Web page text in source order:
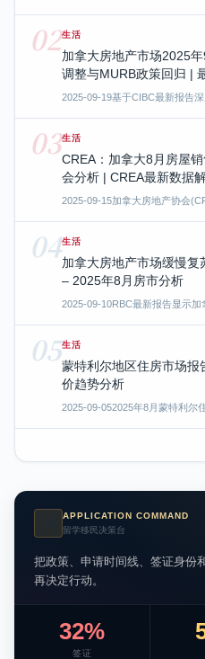
02生活
加拿大房地产市场2025
调整与MURB政策回归 |
2025-09-19基于CIBC最新报告
03生活
CREA：加拿大8月房屋
会分析 | CREA最新数据
2025-09-15加拿大房地产协会
04生活
加拿大房地产市场缓慢
– 2025年8月房市分析
2025-09-10RBC最新报告显示
05生活
蒙特利尔地区住房市场
价趋势分析
2025-09-052025年8月蒙特利尔
APPLICATION COMMAND
留学移民决策台
把政策、申请时间线、签证身份
再决定行动。
32%
签证